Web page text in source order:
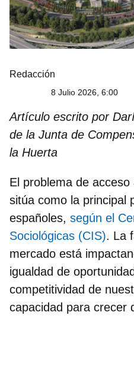
Redacción
8 Julio 2026, 6:00
Artículo escrito por
de la Junta de
la Huerta
El problema de
sitúa como la principal
españoles, según el
Sociológicas (CIS). La
mercado está
igualdad de
competitividad de
capacidad para crecer